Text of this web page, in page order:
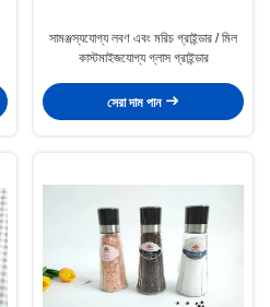
সামঞ্জস্যযোগ্য লবণ এবং মরিচ গ্রাইন্ডার / মিল
কাস্টমাইজযোগ্য গ্লাস গ্রাইন্ডার
সেরা দাম পান